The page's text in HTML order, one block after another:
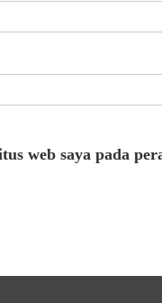
web saya pada